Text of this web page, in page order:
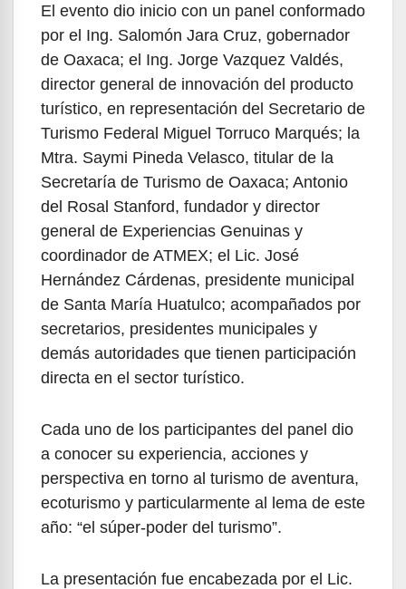
El evento dio inicio con un panel conformado
por el Ing. Salomón Jara Cruz, gobernador
de Oaxaca; el Ing. Jorge Vazquez Valdés,
director general de innovación del producto
turístico, en representación del Secretario de
Turismo Federal Miguel Torruco Marqués; la
Mtra. Saymi Pineda Velasco, titular de la
Secretaría de Turismo de Oaxaca; Antonio
del Rosal Stanford, fundador y director
general de Experiencias Genuinas y
coordinador de ATMEX; el Lic. José
Hernández Cárdenas, presidente municipal
de Santa María Huatulco; acompañados por
secretarios, presidentes municipales y
demás autoridades que tienen participación
directa en el sector turístico.
Cada uno de los participantes del panel dio
a conocer su experiencia, acciones y
perspectiva en torno al turismo de aventura,
ecoturismo y particularmente al lema de este
año: “el súper-poder del turismo”.
La presentación fue encabezada por el Lic.